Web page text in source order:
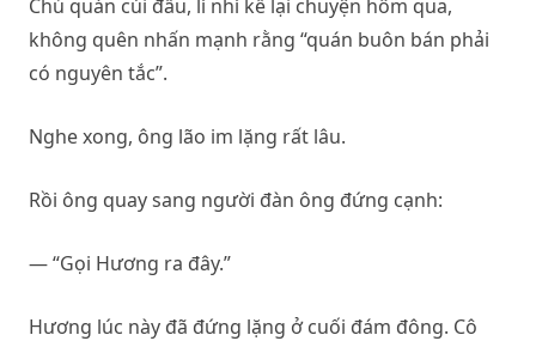
Chủ quán cúi đầu, lí nhí kể lại chuyện hôm qua,
không quên nhấn mạnh rằng “quán buôn bán phải
có nguyên tắc”.
Nghe xong, ông lão im lặng rất lâu.
Rồi ông quay sang người đàn ông đứng cạnh:
— “Gọi Hương ra đây.”
Hương lúc này đã đứng lặng ở cuối đám đông. Cô